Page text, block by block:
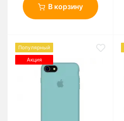
В корзину
Популярный
Акция